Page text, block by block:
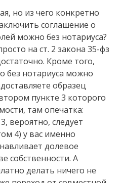
но из чего конкретно
соглашение о
можно без нотариуса?
на ст. 2 закона 35-фз
Кроме того,
без нотариуса можно
образец
пункте 3 которого
там опечатка:
вероятно, следует
4) у вас именно
долевое
собственности. А
делать ничего не